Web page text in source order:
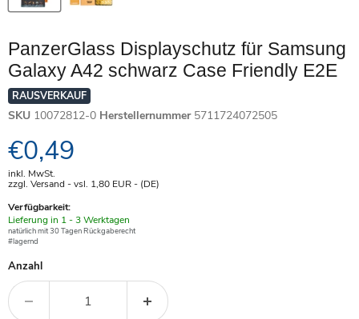
PanzerGlass Displayschutz für Samsung
Galaxy A42 schwarz Case Friendly E2E
RAUSVERKAUF
SKU 10072812-0 Herstellernummer 5711724072505
Aktueller Preis
€0,49
inkl. MwSt.
zzgl. Versand - vsl. 1,80 EUR- (DE)
Verfügbarkeit:
Verfügbar
-
Lieferung in 1 - 3 Werktagen
natürlich mit 30 Tagen Rückgaberecht
#lagernd
Anzahl